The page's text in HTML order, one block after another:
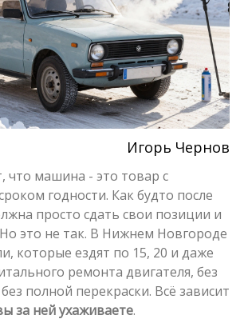
Игорь Чернов
что машина - это товар с
годности. Как будто после
просто сдать свои позиции и
Но это не так. В Нижнем Новгороде
которые ездят по 15, 20 и даже
ремонта двигателя, без
полной перекраски. Всё зависит
за ней ухаживаете.